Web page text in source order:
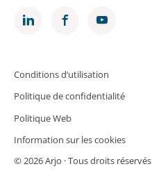
Conditions d’utilisation
Politique de confidentialité
Politique Web
Information sur les cookies
© 2026 Arjo · Tous droits réservés